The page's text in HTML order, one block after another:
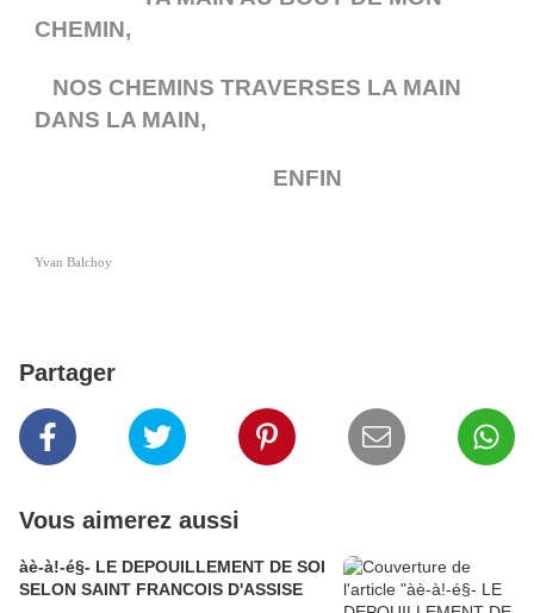
CHEMIN,
NOS CHEMINS TRAVERSES LA MAIN
DANS LA MAIN,
ENFIN
Yvan Balchoy
Partager
Vous aimerez aussi
àè-à!-é§- LE DEPOUILLEMENT DE SOI
SELON SAINT FRANCOIS D'ASSISE